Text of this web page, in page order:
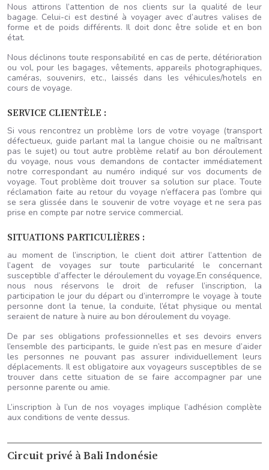
Nous attirons l’attention de nos clients sur la qualité de leur
bagage. Celui-ci est destiné à voyager avec d’autres valises de
forme et de poids différents. Il doit donc être solide et en bon
état.
Nous déclinons toute responsabilité en cas de perte, détérioration
ou vol, pour les bagages, vêtements, appareils photographiques,
caméras, souvenirs, etc., laissés dans les véhicules/hotels en
cours de voyage.
SERVICE CLIENTÈLE :
Si vous rencontrez un problème lors de votre voyage (transport
défectueux, guide parlant mal la langue choisie ou ne maîtrisant
pas le sujet) ou tout autre problème relatif au bon déroulement
du voyage, nous vous demandons de contacter immédiatement
notre correspondant au numéro indiqué sur vos documents de
voyage. Tout problème doit trouver sa solution sur place. Toute
réclamation faite au retour du voyage n’effacera pas l’ombre qui
se sera glissée dans le souvenir de votre voyage et ne sera pas
prise en compte par notre service commercial.
SITUATIONS PARTICULIÈRES :
au moment de l’inscription, le client doit attirer l’attention de
l’agent de voyages sur toute particularité le concernant
susceptible d’affecter le déroulement du voyage.En conséquence,
nous nous réservons le droit de refuser l’inscription, la
participation le jour du départ ou d’interrompre le voyage à toute
personne dont la tenue, la conduite, l’état physique ou mental
seraient de nature à nuire au bon déroulement du voyage.
De par ses obligations professionnelles et ses devoirs envers
l’ensemble des participants, le guide n’est pas en mesure d’aider
les personnes ne pouvant pas assurer individuellement leurs
déplacements. Il est obligatoire aux voyageurs susceptibles de se
trouver dans cette situation de se faire accompagner par une
personne parente ou amie.
L’inscription à l’un de nos voyages implique l’adhésion complète
aux conditions de vente dessus.
Circuit privé à Bali Indonésie